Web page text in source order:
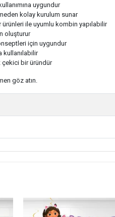
uygundur
kolay kurulum sunar
ile uyumlu kombin yapılabilir
oluşturur
için uygundur
kullanılabilir
çekici bir üründür
göz atın.